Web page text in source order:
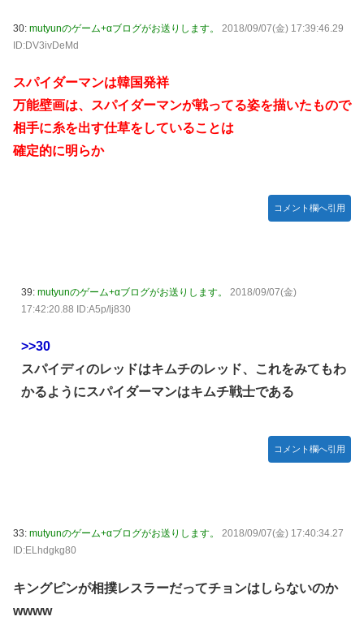
30: mutyunのゲーム+αブログがお送りします。
2018/09/07(金) 17:39:46.29
ID:DV3ivDeMd
スパイダーマンは韓国発祥
万能壁画は、スパイダーマンが戦ってる姿を描いたもので
相手に糸を出す仕草をしていることは
確定的に明らか
コメント欄へ引用
39: mutyunのゲーム+αブログがお送りします。
2018/09/07(金)
17:42:20.88 ID:A5p/lj830
>>30
スパイディのレッドはキムチのレッド、これをみてもわ
かるようにスパイダーマンはキムチ戦士である
コメント欄へ引用
33: mutyunのゲーム+αブログがお送りします。
2018/09/07(金) 17:40:34.27
ID:ELhdgkg80
キングピンが相撲レスラーだってチョンはしらないのか
wwww